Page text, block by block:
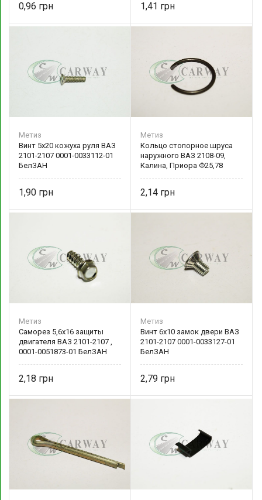
0,96 1,41
Метиз
Винт 5х20 кожуха руля ВАЗ
2101-2107 0001-0033112-01
БелЗАН
1,90
Метиз
Кольцо стопорное шруса
наружного ВАЗ 2108-09,
Калина, Приора Ф25,78
2,14
Метиз
Саморез 5,6х16 защиты
двигателя ВАЗ 2101-2107 ,
0001-0051873-01 БелЗАН
2,18
Метиз
Винт 6х10 замок двери ВАЗ
2101-2107 0001-0033127-01
БелЗАН
2,79